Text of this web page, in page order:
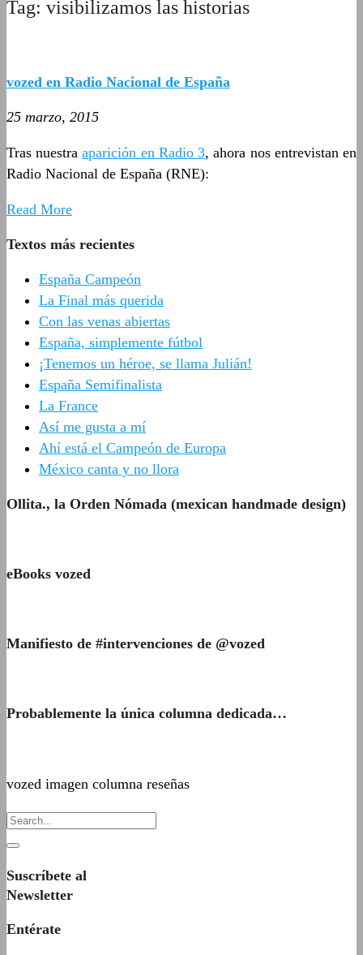
Tag: visibilizamos las historias
vozed en Radio Nacional de España
25 marzo, 2015
Tras nuestraaparición en Radio 3, ahora nos entrevistan en
Radio Nacional de España (RNE):
Read More
Textos más recientes
España Campeón
La Final más querida
Con las venas abiertas
España, simplemente fútbol
¡Tenemos un héroe, se llama Julián!
España Semifinalista
La France
Así me gusta a mí
Ahí está el Campeón de Europa
México canta y no llora
Ollita., la Orden Nómada (mexican handmade design)
eBooks vozed
Manifiesto de #intervenciones de @vozed
Probablemente la única columna dedicada…
vozed imagen columna reseñas
Suscríbete al
Newsletter
Entérate